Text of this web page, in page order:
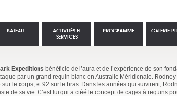
Expeditions bénéficie de l’aura et de l’expérience de son
par un grand requin blanc en Australie Méridionale.
sur le corps, et 92 sur le bras. Dans les années qui suivirent,
de sa vie. C’est lui qui a créé le concept de cages à requins
BATEAU
ACTIVITÉS ET
SERVICES
PROGRAMME GALERIE